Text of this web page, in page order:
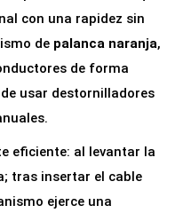
con una rapidez sin
de palanca naranja,
de forma
usar destornilladores
eficiente: al levantar la
tras insertar el cable
ejerce una